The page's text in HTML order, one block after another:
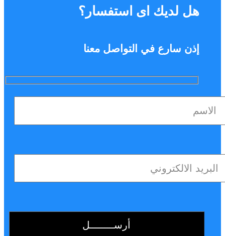
هل لديك اى استفسار؟
إذن سارع في التواصل معنا